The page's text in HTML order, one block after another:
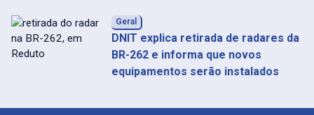
Geral
DNIT explica retirada de radares da
BR-262 e informa que novos
equipamentos serão instalados